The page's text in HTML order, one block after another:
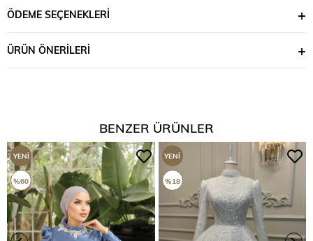
ÖDEME SEÇENEKLERI
ÜRÜN ÖNERILERI
BENZER ÜRÜNLER
YENI
ÜRÜN
%60
YENI
ÜRÜN
%18